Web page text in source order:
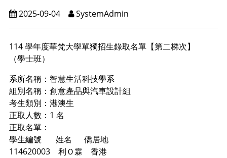
2025-09-04
SystemAdmin
114 學年度華梵大學單獨招生錄取名單【第二梯次】
（學士班）
系所名稱：智慧生活科技學系
組別名稱：創意產品與汽車設計組
考生類別：港澳生
正取人數：1 名
正取名單：
學生編號 姓名 僑居地
114620003 利Ｏ霖 香港